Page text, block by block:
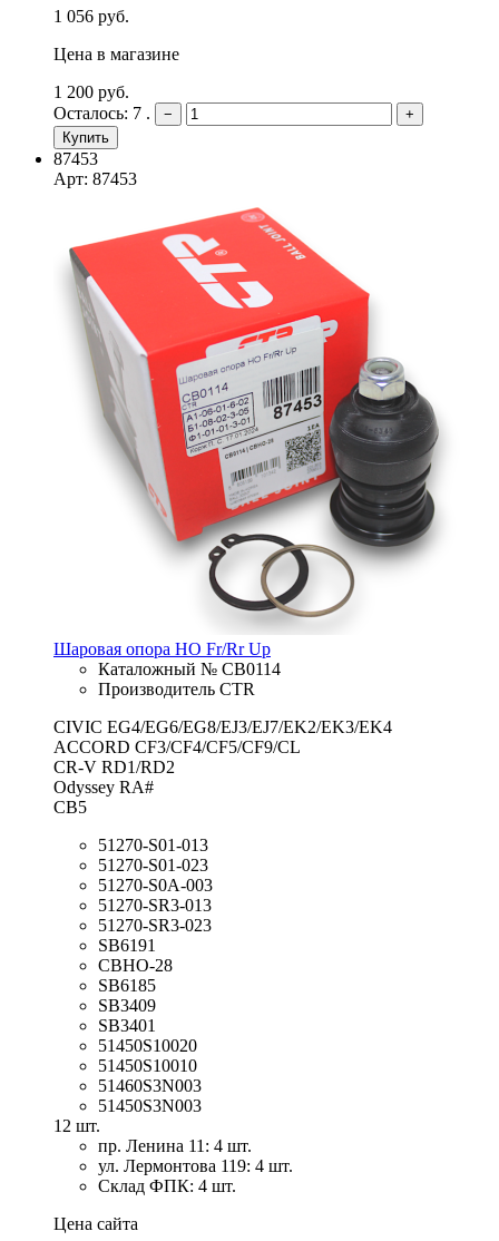
1 056 руб.
Цена в магазине
1 200 руб.
Осталось: 7 .
−
+
Купить
87453
Арт: 87453
Шаровая опора HO Fr/Rr Up
Каталожный № CB0114
Производитель CTR
CIVIC EG4/EG6/EG8/EJ3/EJ7/EK2/EK3/EK4
ACCORD CF3/CF4/CF5/CF9/CL
CR-V RD1/RD2
Odyssey RA#
CB5
51270-S01-013
51270-S01-023
51270-S0A-003
51270-SR3-013
51270-SR3-023
SB6191
CBHO-28
SB6185
SB3409
SB3401
51450S10020
51450S10010
51460S3N003
51450S3N003
12 шт.
пр. Ленина 11: 4 шт.
ул. Лермонтова 119: 4 шт.
Склад ФПК: 4 шт.
Цена сайта